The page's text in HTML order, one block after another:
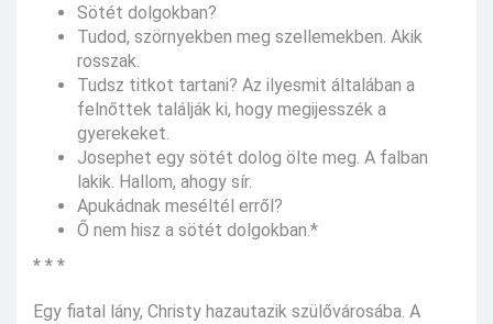
Sötét dolgokban?
Tudod, szörnyekben meg szellemekben. Akik
rosszak.
Tudsz titkot tartani? Az ilyesmit általában a
felnőttek találják ki, hogy megijesszék a
gyerekeket.
Josephet egy sötét dolog ölte meg. A falban
lakik. Hallom, ahogy sír.
Apukádnak meséltél erről?
Ő nem hisz a sötét dolgokban.*
* * *
Egy fiatal lány, Christy hazautazik szülővárosába. A